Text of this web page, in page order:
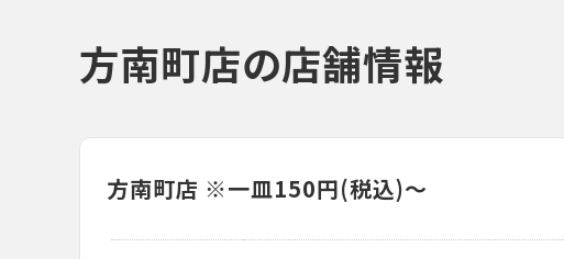
方南町店の店舗情報
方南町店 ※一皿150円(税込)～